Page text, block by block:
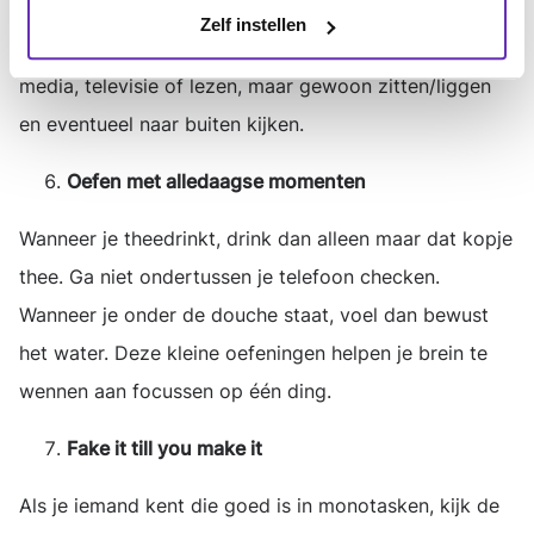
Zelf instellen
media, televisie of lezen, maar gewoon zitten/liggen
en eventueel naar buiten kijken.
Oefen met alledaagse momenten
Wanneer je theedrinkt, drink dan alleen maar dat kopje
thee. Ga niet ondertussen je telefoon checken.
Wanneer je onder de douche staat, voel dan bewust
het water. Deze kleine oefeningen helpen je brein te
wennen aan focussen op één ding.
Fake it till you make it
Als je iemand kent die goed is in monotasken, kijk de